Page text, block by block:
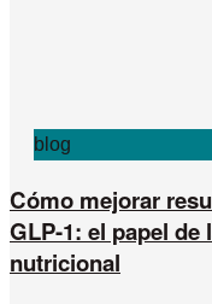
blog
Cómo mejorar
GLP-1: el papel
nutricional